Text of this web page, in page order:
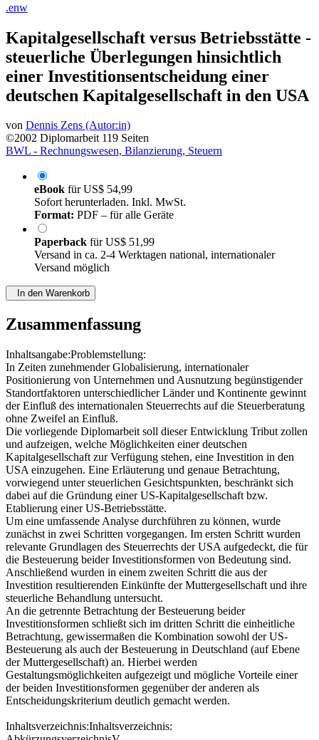
.enw
Kapitalgesellschaft versus Betriebsstätte -
steuerliche Überlegungen hinsichtlich
einer Investitionsentscheidung einer
deutschen Kapitalgesellschaft in den USA
von Dennis Zens (Autor:in)
©2002 Diplomarbeit 119 Seiten
BWL - Rechnungswesen, Bilanzierung, Steuern
eBook fürUS$ 54,99
Sofort herunterladen. Inkl. MwSt.
Format: PDF – für alle Geräte
Paperback fürUS$ 51,99
Versand in ca. 2-4 Werktagen national, internationaler
Versand möglich
In den Warenkorb
Zusammenfassung
Inhaltsangabe:Problemstellung:
In Zeiten zunehmender Globalisierung, internationaler
Positionierung von Unternehmen und Ausnutzung begünstigender
Standortfaktoren unterschiedlicher Länder und Kontinente gewinnt
der Einfluß des internationalen Steuerrechts auf die Steuerberatung
ohne Zweifel an Einfluß.
Die vorliegende Diplomarbeit soll dieser Entwicklung Tribut zollen
und aufzeigen, welche Möglichkeiten einer deutschen
Kapitalgesellschaft zur Verfügung stehen, eine Investition in den
USA einzugehen. Eine Erläuterung und genaue Betrachtung,
vorwiegend unter steuerlichen Gesichtspunkten, beschränkt sich
dabei auf die Gründung einer US-Kapitalgesellschaft bzw.
Etablierung einer US-Betriebsstätte.
Um eine umfassende Analyse durchführen zu können, wurde
zunächst in zwei Schritten vorgegangen. Im ersten Schritt wurden
relevante Grundlagen des Steuerrechts der USA aufgedeckt, die für
die Besteuerung beider Investitionsformen von Bedeutung sind.
Anschließend wurden in einem zweiten Schritt die aus der
Investition resultierenden Einkünfte der Muttergesellschaft und ihre
steuerliche Behandlung untersucht.
An die getrennte Betrachtung der Besteuerung beider
Investitionsformen schließt sich im dritten Schritt die einheitliche
Betrachtung, gewissermaßen die Kombination sowohl der US-
Besteuerung als auch der Besteuerung in Deutschland (auf Ebene
der Muttergesellschaft) an. Hierbei werden
Gestaltungsmöglichkeiten aufgezeigt und mögliche Vorteile einer
der beiden Investitionsformen gegenüber der anderen als
Entscheidungskriterium deutlich gemacht werden.
Inhaltsverzeichnis:Inhaltsverzeichnis: